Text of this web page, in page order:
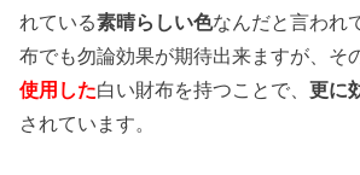
れている素晴らしい色なんだと言われ
布でも勿論効果が期待出来ますが、そ
使用した白い財布を持つことで、更に
されています。